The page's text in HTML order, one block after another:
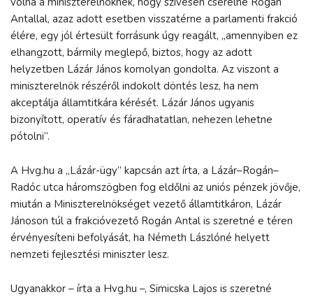
Antallal, azaz adott esetben visszatérne a parlamenti frakció
élére, egy jól értesült forrásunk úgy reagált, „amennyiben ez
elhangzott, bármily meglepő, biztos, hogy az adott
helyzetben Lázár János komolyan gondolta. Az viszont a
miniszterelnök részéről indokolt döntés lesz, ha nem
akceptálja államtitkára kérését. Lázár János ugyanis
bizonyított, operatív és fáradhatatlan, nehezen lehetne
pótolni”.
A Hvg.hu a „Lázár-ügy” kapcsán azt írta, a Lázár–Rogán–
Radóc utca háromszögben fog eldőlni az uniós pénzek jövője,
miután a Miniszterelnökséget vezető államtitkáron, Lázár
Jánoson túl a frakcióvezető Rogán Antal is szeretné e téren
érvényesíteni befolyását, ha Németh Lászlóné helyett
nemzeti fejlesztési miniszter lesz.
Ugyanakkor – írta a Hvg.hu –, Simicska Lajos is szeretné